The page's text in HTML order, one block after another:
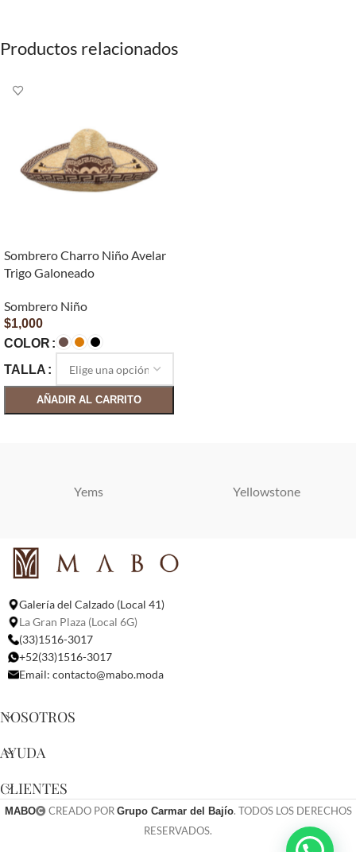
Productos relacionados
Sombrero Charro Niño Avelar
Trigo Galoneado
Sombrero Niño
$1,000
COLOR
TALLA
AÑADIR AL CARRITO
Yems Yellowstone
Galería del Calzado (Local 41)
La Gran Plaza (Local 6G)
(33)1516-3017
+52(33)1516-3017
Email: contacto@mabo.moda
NOSOTROS
AYUDA
CLIENTES
MABO CREADO POR Grupo Carmar del Bajío. TODOS LOS DERECHOS
RESERVADOS.